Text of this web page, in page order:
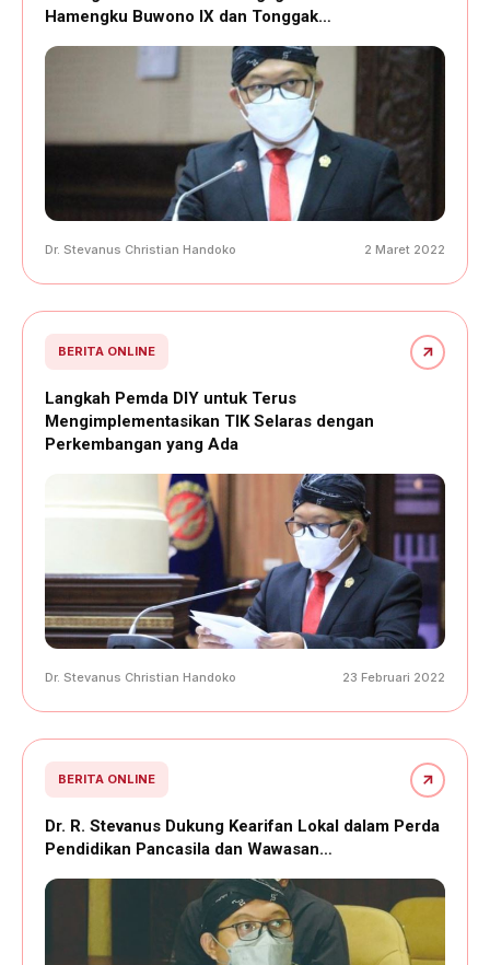
Hamengku Buwono IX dan Tonggak…
Dr. Stevanus Christian Handoko 2 Maret 2022
BERITA ONLINE
Langkah Pemda DIY untuk Terus
Mengimplementasikan TIK Selaras dengan
Perkembangan yang Ada
Dr. Stevanus Christian Handoko 23 Februari 2022
BERITA ONLINE
Dr. R. Stevanus Dukung Kearifan Lokal dalam Perda
Pendidikan Pancasila dan Wawasan…